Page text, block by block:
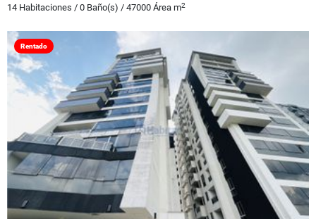
14 Habitaciones / 0 Baño(s) / 47000 Área m2
Rentado